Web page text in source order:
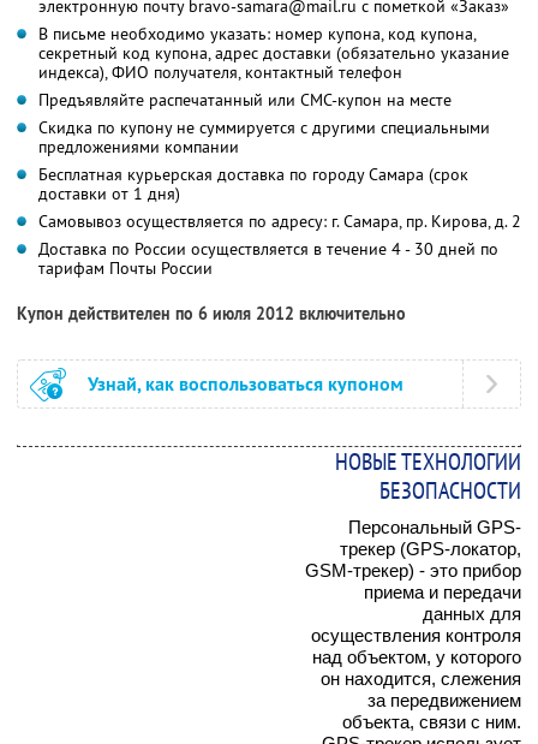
электронную почту bravo-samara@mail.ru с пометкой «Заказ»
В письме необходимо указать: номер купона, код купона,
секретный код купона, адрес доставки (обязательно указание
индекса), ФИО получателя, контактный телефон
Предъявляйте распечатанный или СМС-купон на месте
Скидка по купону не суммируется с другими специальными
предложениями компании
Бесплатная курьерская доставка по городу Самара (срок
доставки от 1 дня)
Самовывоз осуществляется по адресу: г. Самара, пр. Кирова, д. 2
Доставка по России осуществляется в течение 4 - 30 дней по
тарифам Почты России
Купон действителен по 6 июля 2012 включительно
Узнай, как воспользоваться купоном
НОВЫЕ ТЕХНОЛОГИИ
БЕЗОПАСНОСТИ
Персональный GPS-
трекер (GPS-локатор,
GSM-трекер) - это прибор
приема и передачи
данных для
осуществления контроля
над объектом, у которого
он находится, слежения
за передвижением
объекта, связи с ним.